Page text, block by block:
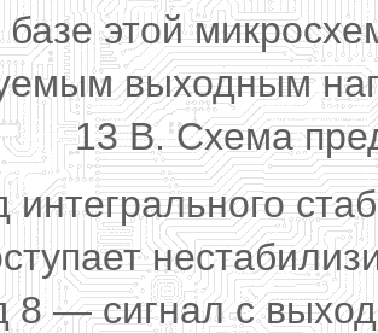
базе этой
выходным
13 В. Схема
интегрального
8 — сигнал с